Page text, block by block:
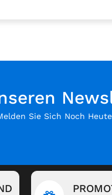
Sie Sich Noch